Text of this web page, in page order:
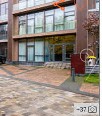
+37